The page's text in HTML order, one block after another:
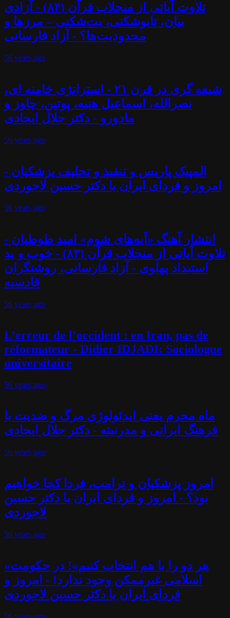
تلاوت آیاتی از منجلاب قرآن (۸۴) - آزادی
بیان، تابوشکنی، بت‌شکنی – مرزها و
محدودیت‌ها؟ - آزاد فارسانی
56 years ago
شیعه گری در قرن ۲۱ - استراتژی خامنه ای،
نصرالله، اسماعیل هنیه، پوتین، چاوز و
مادورو - دکتر جلال ایجادی
56 years ago
المپیک پاریس و تنفیذ و تحلیف پزشکیان -
امروز و فردای ایران با دکتر حسین لاجوردی
56 years ago
انتشار آهنگ «آیه‌های شوم» امید طوطیان -
تلاوت آیاتی از منجلاب قرآن (۸۳) - خوب و بد
استبداد پهلوی - آزاد فارسانی، روشنگران
قادسیه
56 years ago
L’erreur de l’occident : en Iran, pas de
réformateur - Didier IDJADI: Sociologue
universitaire
56 years ago
ماه محرم یعنی ایدئولوژی مرگ و ضدیت با
فرهنگ ایرانی و مدرنیته - دکتر جلال ایجادی
56 years ago
امروز پزشکیان و ترامپ، فردا کجا خواهیم
بود؟ - امروز و فردای ایران با دکتر حسین
لاجوردی
56 years ago
«هر دو را با هم انتخاب کنیم»! در حکومت
اسلامی غیرممکن وجود ندارد! - امروز و
فردای ایران با دکتر حسین لاجوردی
56 years ago